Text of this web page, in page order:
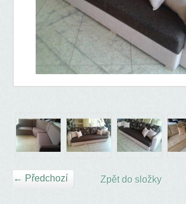
← Předchozí Zpět do složky